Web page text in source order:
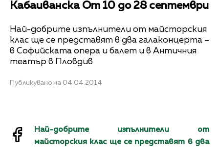
Кабаиванска От 10 до 28 септември
Най-добрите изпълнители от майсторския
клас ще се представят в два галаконцерта –
в Софийската опера и балет и в Античния
театър в Пловдив
Публикувано на 04.04.2014
Най-добрите изпълнители от
майсторския клас ще се представят в два